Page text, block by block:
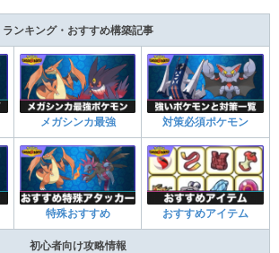
ランキング・おすすめ構築記事
メガシンカ最強 対策必須ポケモン
特殊おすすめ おすすめアイテム
初心者向け攻略情報